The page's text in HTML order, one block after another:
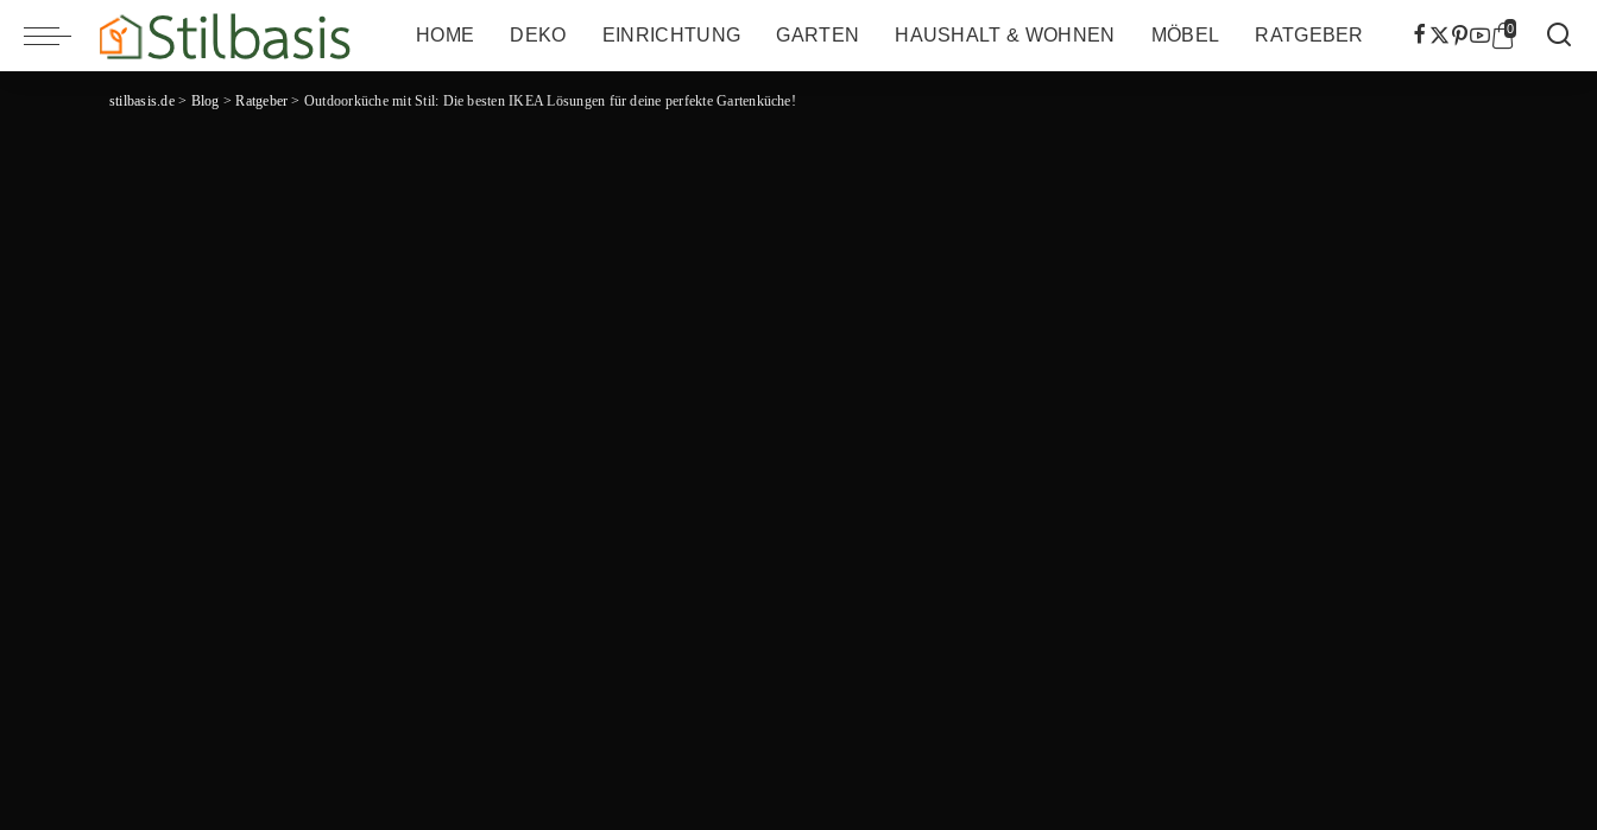
HOME DEKO EINRICHTUNG GARTEN HAUSHALT & WOHNEN MÖBEL RATGEBER 0
stilbasis.de> Blog >Ratgeber > Outdoorküche mit Stil: Die besten IKEA Lösungen für deine perfekte Gartenküche!